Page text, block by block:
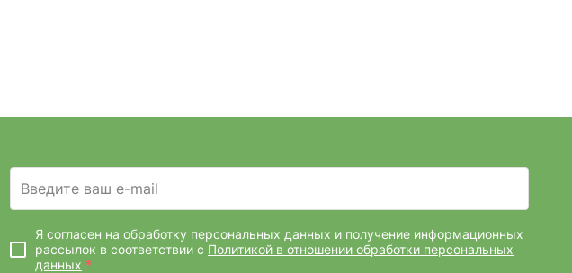
Введите ваш e-mail
Я согласен на обработку персональных данных и получение информационных
рассылок в соответствии с Политикой в отношении обработки персональных
данных *